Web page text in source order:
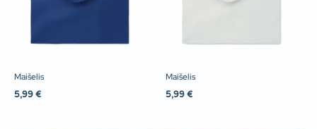
Maišelis
5,99 €
Maišelis
5,99 €